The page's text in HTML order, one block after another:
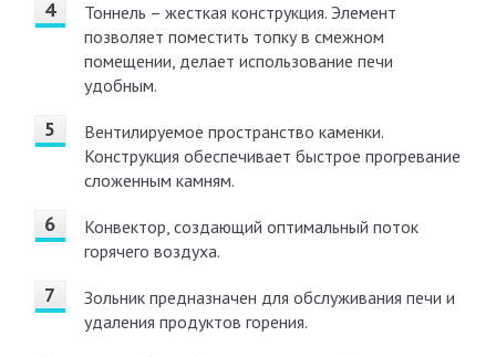
Тоннель – жесткая конструкция. Элемент
позволяет поместить топку в смежном
помещении, делает использование печи
удобным.
Вентилируемое пространство каменки.
Конструкция обеспечивает быстрое прогревание
сложенным камням.
Конвектор, создающий оптимальный поток
горячего воздуха.
Зольник предназначен для обслуживания печи и
удаления продуктов горения.